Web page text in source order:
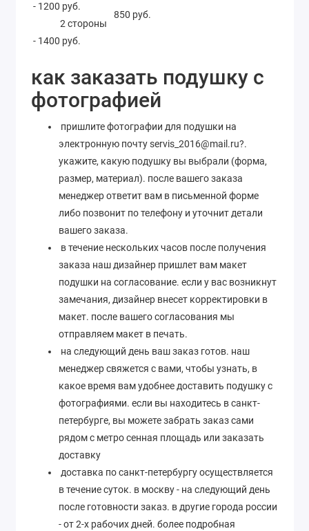
- 1200 руб.
2 стороны
- 1400 руб.
850 руб.
как заказать подушку с
фотографией
пришлите фотографии для подушки на
электронную почту servis_2016@mail.ru?.
укажите, какую подушку вы выбрали (форма,
размер, материал). после вашего заказа
менеджер ответит вам в письменной форме
либо позвонит по телефону и уточнит детали
вашего заказа.
в течение нескольких часов после получения
заказа наш дизайнер пришлет вам макет
подушки на согласование. если у вас возникнут
замечания, дизайнер внесет корректировки в
макет. после вашего согласования мы
отправляем макет в печать.
на следующий день ваш заказ готов. наш
менеджер свяжется с вами, чтобы узнать, в
какое время вам удобнее доставить подушку с
фотографиями. если вы находитесь в санкт-
петербурге, вы можете забрать заказ сами
рядом с метро сенная площадь или заказать
доставку
доставка по санкт-петербургу осуществляется
в течение суток. в москву - на следующий день
после готовности заказ. в другие города россии
- от 2-х рабочих дней. более подробная